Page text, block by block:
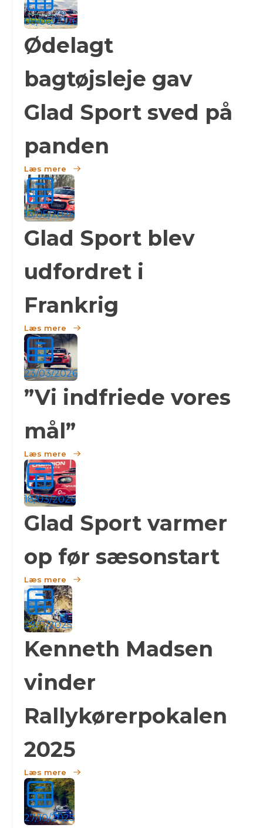
09/06/2026
Ødelagt
bagtøjsleje gav
Glad Sport sved på
panden
Læs mere
13/05/2026
Glad Sport blev
udfordret i
Frankrig
Læs mere
23/03/2026
”Vi indfriede vores
mål”
Læs mere
18/03/2026
Glad Sport varmer
op før sæsonstart
Læs mere
29/11/2025
Kenneth Madsen
vinder
Rallykørerpokalen
2025
Læs mere
27/10/2025